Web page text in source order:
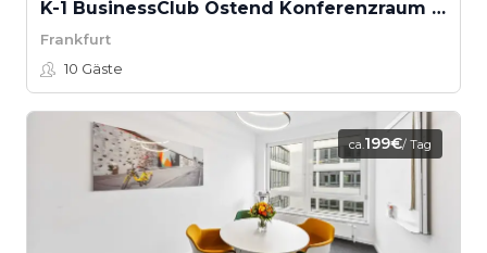
K-1 BusinessClub Ostend Konferenzraum "westside"
Frankfurt
10 Gäste
ca.199€/ Tag